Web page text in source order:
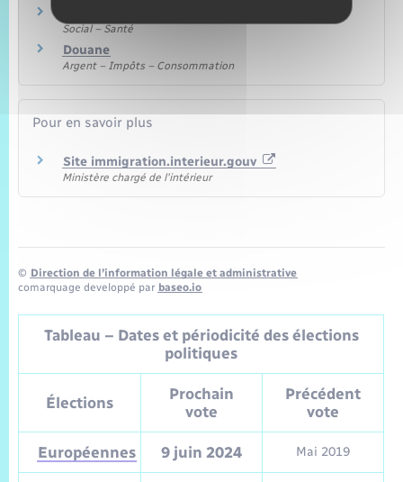
Social – Santé
Douane
Argent – Impôts – Consommation
Pour en savoir plus
Site immigration.interieur.gouv
Ministère chargé de l'intérieur
© Direction de l’information légale et administrative
comarquage developpé par baseo.io
Tableau – Dates et périodicité des élections
politiques
Élections
Prochain
vote
Précédent
vote
Européennes 9 juin 2024 Mai 2019